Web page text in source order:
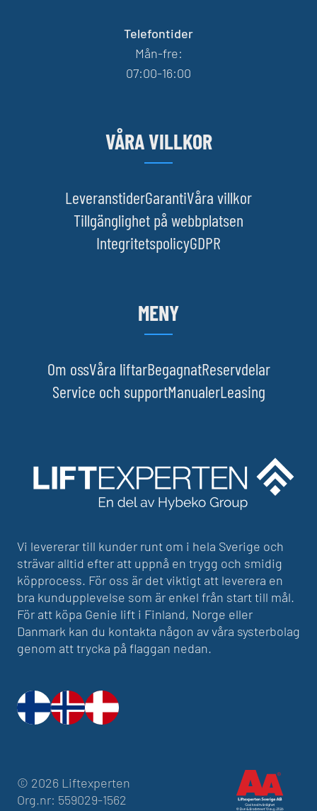
Telefontider
Mån-fre:
07:00-16:00
VÅRA VILLKOR
LeveranstiderGarantiVåra villkor
Tillgänglighet på webbplatsen
IntegritetspolicyGDPR
MENY
Om ossVåra liftarBegagnatReservdelar
Service och supportManualerLeasing
Vi levererar till kunder runt om i hela Sverige och
strävar alltid efter att uppnå en trygg och smidig
köpprocess. För oss är det viktigt att leverera en
bra kundupplevelse som är enkel från start till mål.
För att köpa Genie lift i Finland, Norge eller
Danmark kan du kontakta någon av våra systerbolag
genom att trycka på flaggan nedan.
© 2026 Liftexperten
Org.nr: 559029-1562